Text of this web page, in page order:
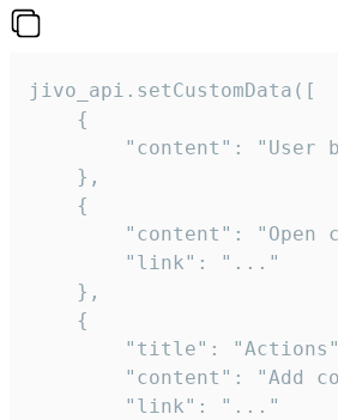
jivo_api.setCustomData([
    {
"content": "User
    },
    {
"content": "Open
        "link": "..."
    },
    {
"title":
"content": "Add
        "link": "..."